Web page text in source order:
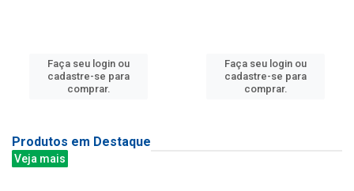
Faça seu login ou
cadastre-se para
comprar.
Faça seu login ou
cadastre-se para
comprar.
Produtos em Destaque
Veja mais